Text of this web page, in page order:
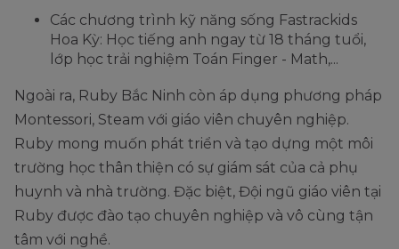
Các chương trình kỹ năng sống Fastrackids
Hoa Kỳ: Học tiếng anh ngay từ 18 tháng tuổi,
lớp học trải nghiệm Toán Finger - Math,...
Ngoài ra, Ruby Bắc Ninh còn áp dụng phương pháp
Montessori, Steam với giáo viên chuyên nghiệp.
Ruby mong muốn phát triển và tạo dựng một môi
trường học thân thiện có sự giám sát của cả phụ
huynh và nhà trường. Đặc biệt, Đội ngũ giáo viên tại
Ruby được đào tạo chuyên nghiệp và vô cùng tận
tâm với nghề.